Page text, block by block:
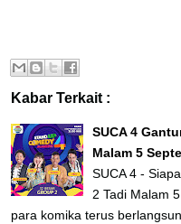
Kabar Terkait :
SUCA 4
Malam 5
SUCA 4 -
2 Tadi Malam
para komika terus